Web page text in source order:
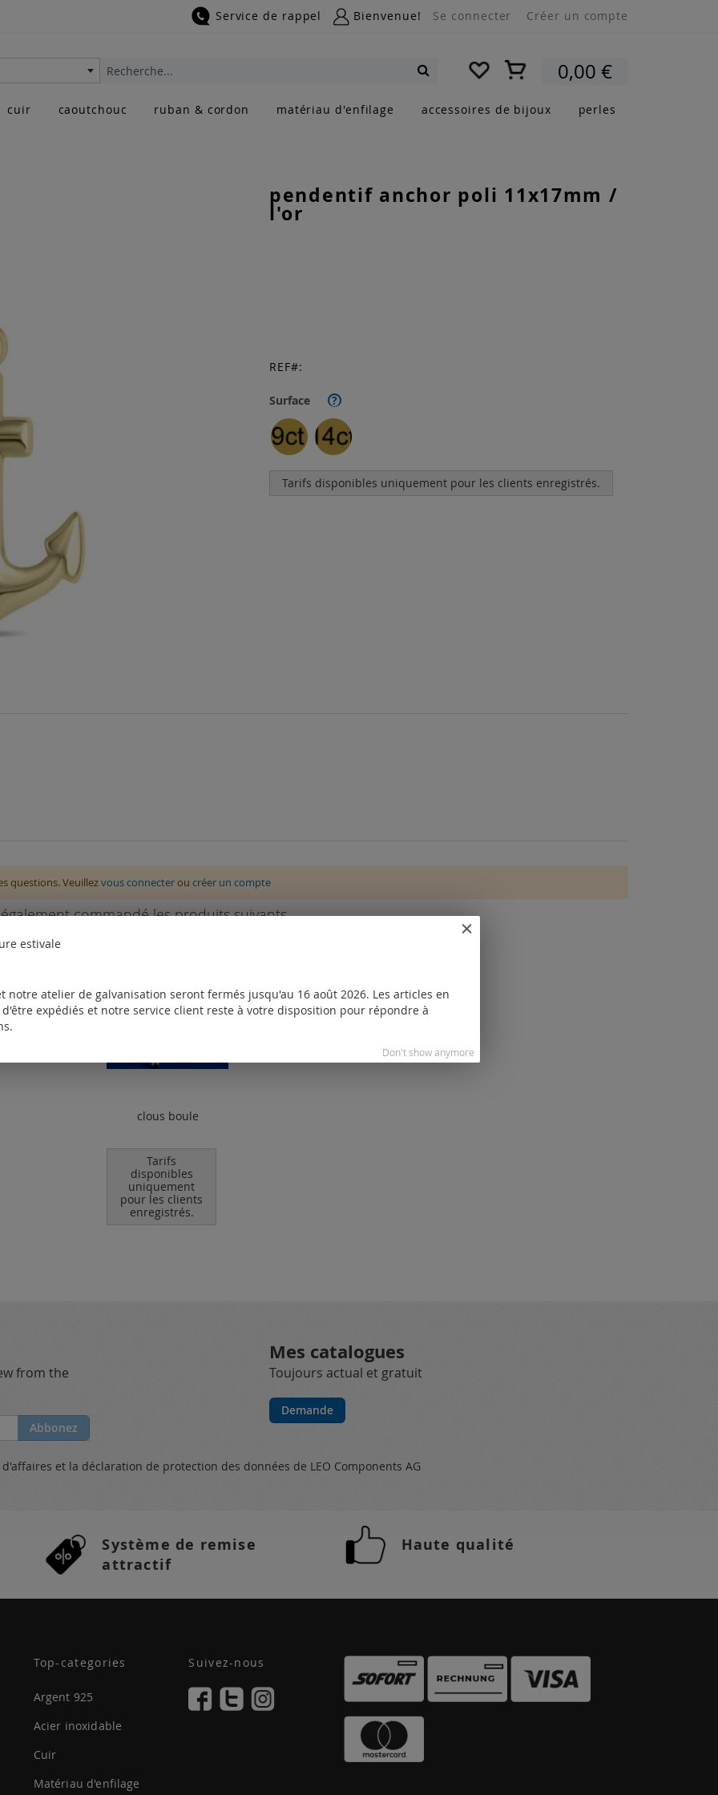
Service de rappel Bienvenue! Se connecter Créer un compte
Mon panier0,00 €
Rechercher
cuir caoutchouc ruban & cordon matériau d'enfilage accessoires de bijoux perles
pendentif anchor poli 11x17mm /
l'or
Surface ?
Tarifs disponibles uniquement pour les clients enregistrés.
REF
questions. Veuillezvous connecterou créer un compte
commandé les produits suivants
clous boule
Tarifs
disponibles
uniquement
pour les clients
enregistrés.
from the
Abbonez
Mes catalogues
Toujours actual et gratuit
Demande
d'affaires et la déclaration de protection des données de LEO Components AG
Système de remise
attractif
Haute qualité
Top-categories
Argent 925
Acier inoxidable
Cuir
Matériau d'enfilage
Suivez-nous
estivale
notre atelier de galvanisation seront fermés jusqu'au 16 août 2026. Les articles en
expédiés et notre service client reste à votre disposition pour répondre à
Don't show anymore